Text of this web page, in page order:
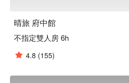
晴旅 府中館
不指定雙人房 6h
4.8 (155)